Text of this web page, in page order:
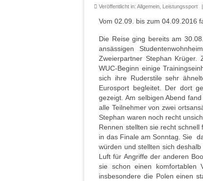
Veröffentlicht in: Allgemein Leistungssport |
Vom 02.09. bis zum 04.09.2016
Die Reise ging bereits am
ansässigen
Zweierpartner Stephan Krüger.
WUC-Beginn einige
sich ihre Ruderstile sehr
Eurosport begleitet. Der dort
gezeigt. Am selbigen Abend
alle Teilnehmer von zwei
Stephan waren noch recht
Rennen stellten sie recht
in das Finale am Sonntag. Sie
würden und stellten sich
Luft für Angriffe der anderen
sie schon einen komfortablen
insbesondere die Polen einen